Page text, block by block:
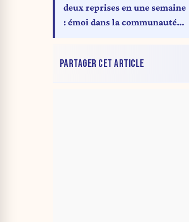
deux reprises en une semaine
: émoi dans la communauté
PARTAGER CET ARTICLE